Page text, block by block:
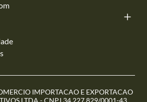
IMPORTACAO E EXPORTACAO
LTDA - CNPJ 34.227.829/0001-43